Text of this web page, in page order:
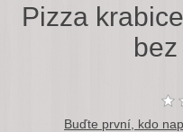
Pizza
Buďte první, kdo